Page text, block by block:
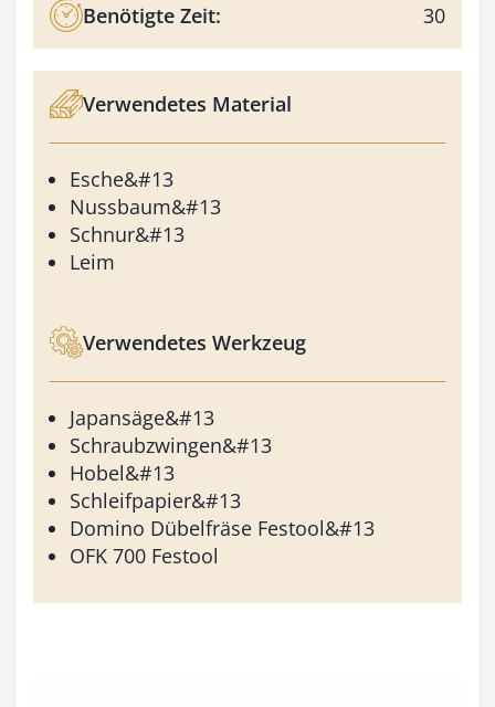
Benötigte Zeit: 30
Verwendetes Material
Esche&#13
Nussbaum&#13
Schnur&#13
Leim
Verwendetes Werkzeug
Japansäge&#13
Schraubzwingen&#13
Hobel&#13
Schleifpapier&#13
Domino Dübelfräse Festool&#13
OFK 700 Festool